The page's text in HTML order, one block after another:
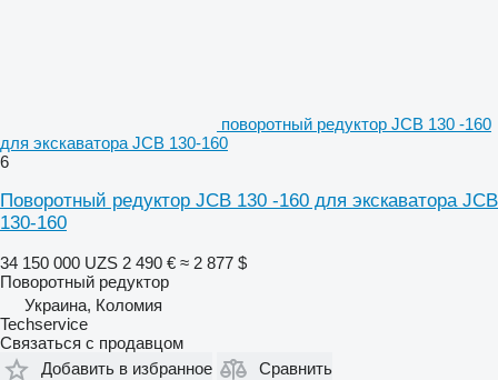
поворотный редуктор JCB 130 -160
для экскаватора JCB 130-160
6
Поворотный редуктор JCB 130 -160 для экскаватора JCB
130-160
34 150 000 UZS 2 490 € ≈ 2 877 $
Поворотный редуктор
Украина, Коломия
Techservice
Связаться с продавцом
Добавить в избранное
Сравнить